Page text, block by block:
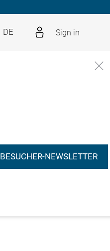
DE Sign in
BESUCHER-NEWSLETTER